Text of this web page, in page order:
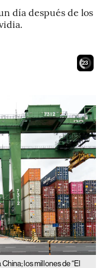
día después de los
21
los millones de “El